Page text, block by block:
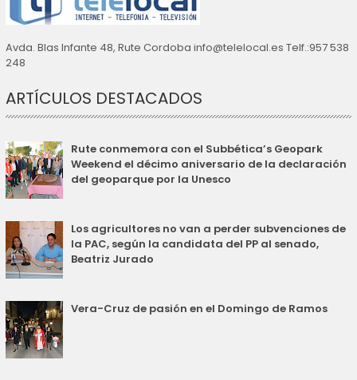
Avda. Blas Infante 48, Rute Cordoba info@telelocal.es Telf.:957 538
248
ARTÍCULOS DESTACADOS
Rute conmemora con el Subbética’s Geopark
Weekend el décimo aniversario de la declaración
del geoparque por la Unesco
Los agricultores no van a perder subvenciones de
la PAC, según la candidata del PP al senado,
Beatriz Jurado
Vera-Cruz de pasión en el Domingo de Ramos